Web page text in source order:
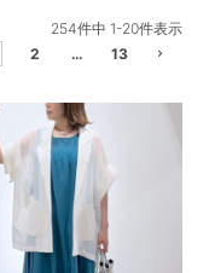
254件中 1-20件表示
2 … 13